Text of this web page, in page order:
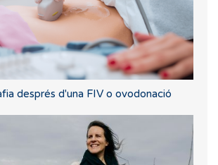
després d'una FIV o ovodonació